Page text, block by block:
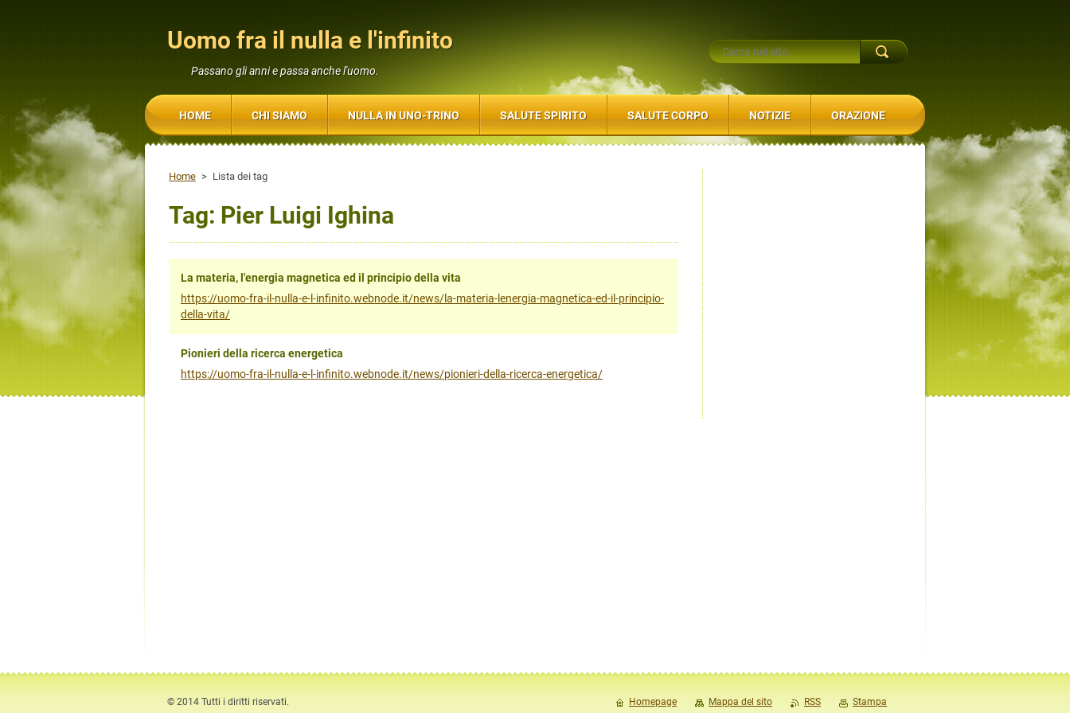
Uomo fra il nulla e l'infinito
Passano gli anni e passa anche l'uomo.
Home > Lista dei tag
Tag: Pier Luigi Ighina
La materia, l'energia magnetica ed il principio della vita
https://uomo-fra-il-nulla-e-l-infinito.webnode.it/news/la-materia-lenergia-magnetica-ed-il-principio-
della-vita/
Pionieri della ricerca energetica
https://uomo-fra-il-nulla-e-l-infinito.webnode.it/news/pionieri-della-ricerca-energetica/
HOME CHI SIAMO NULLA IN UNO-TRINO SALUTE SPIRITO SALUTE CORPO NOTIZIE ORAZIONE
© 2014 Tutti i diritti riservati. Homepage Mappa del sito RSS Stampa